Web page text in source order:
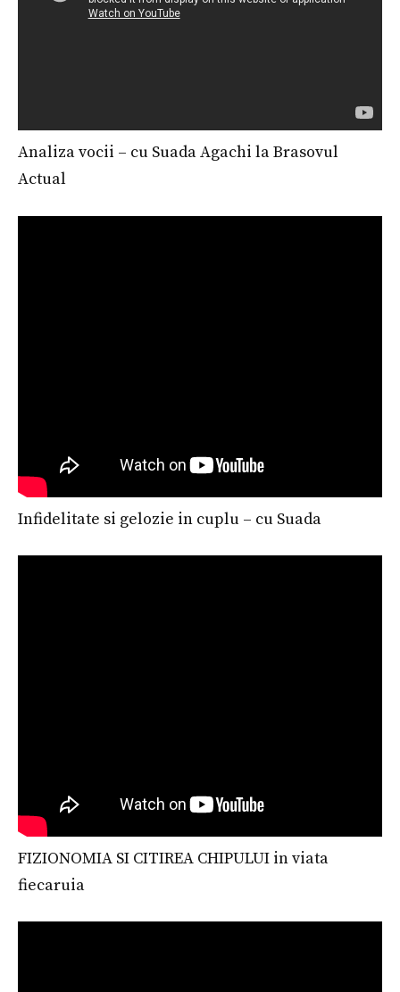
Analiza vocii – cu Suada Agachi la Brasovul
Actual
Infidelitate si gelozie in cuplu – cu Suada
FIZIONOMIA SI CITIREA CHIPULUI in viata
fiecaruia